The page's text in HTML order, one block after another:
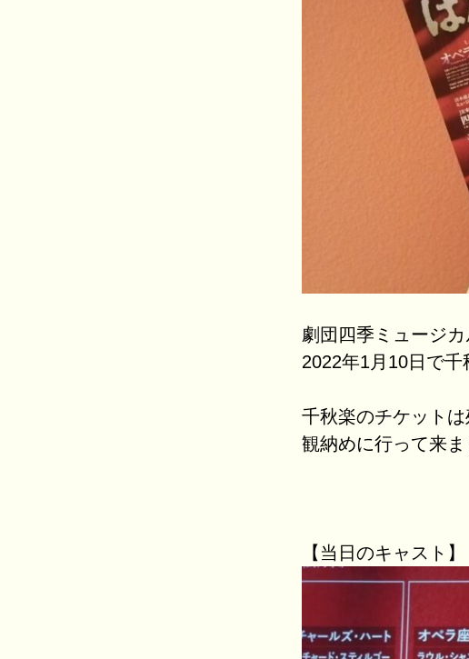
劇団四季ミュージ
2022年1月10日で千
千秋楽のチケット
観納めに行って来ま
【当日のキャスト】